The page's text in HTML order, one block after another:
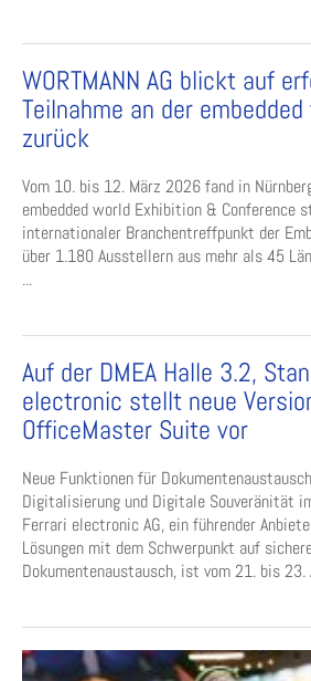
WORTMANN AG blickt auf
Teilnahme an der
zurück
Vom 10. bis 12. März 2026 fand in
embedded world Exhibition & Conference
internationaler Branchentreffpunkt der
über 1.180 Ausstellern aus mehr als 45
...
Auf der DMEA Halle 3.2,
electronic stellt neue
OfficeMaster Suite vor
Neue Funktionen für
Digitalisierung und Digitale Souveränität
Ferrari electronic AG, ein führender
Lösungen mit dem Schwerpunkt auf
Dokumentenaustausch, ist vom 21. bis